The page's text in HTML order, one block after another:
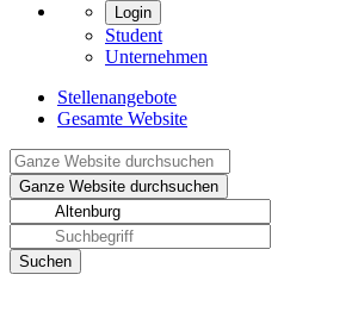
Login
Student
Unternehmen
Stellenangebote
Gesamte Website